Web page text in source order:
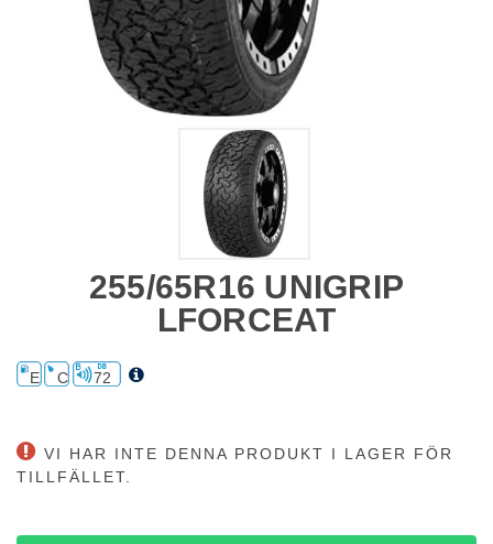
255/65R16 UNIGRIP
LFORCEAT
E C 72
VI HAR INTE DENNA PRODUKT I LAGER FÖR
TILLFÄLLET.